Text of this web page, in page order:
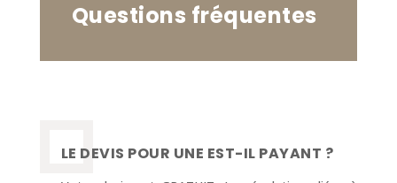
Questions fréquentes
LE DEVIS POUR UNE EST-IL PAYANT ?